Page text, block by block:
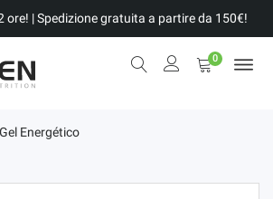
ore! | Spedizione gratuita a partire da 150€!
0
Gel Energético